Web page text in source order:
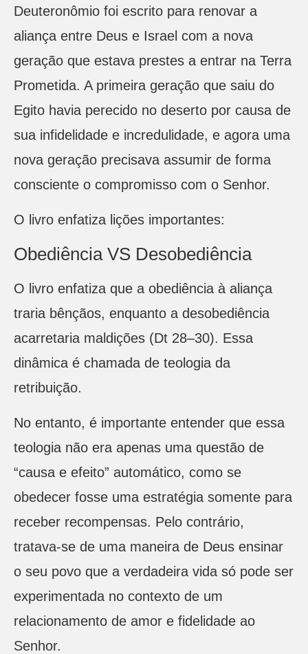
Deuteronômio foi escrito para renovar a
aliança entre Deus e Israel com a nova
geração que estava prestes a entrar na Terra
Prometida. A primeira geração que saiu do
Egito havia perecido no deserto por causa de
sua infidelidade e incredulidade, e agora uma
nova geração precisava assumir de forma
consciente o compromisso com o Senhor.
O livro enfatiza lições importantes:
Obediência VS Desobediência
O livro enfatiza que a obediência à aliança
traria bênçãos, enquanto a desobediência
acarretaria maldições (Dt 28–30). Essa
dinâmica é chamada de teologia da
retribuição.
No entanto, é importante entender que essa
teologia não era apenas uma questão de
“causa e efeito” automático, como se
obedecer fosse uma estratégia somente para
receber recompensas. Pelo contrário,
tratava-se de uma maneira de Deus ensinar
o seu povo que a verdadeira vida só pode ser
experimentada no contexto de um
relacionamento de amor e fidelidade ao
Senhor.